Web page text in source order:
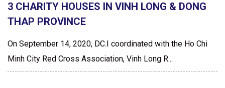
3 CHARITY HOUSES IN VINH LONG & DONG
THAP PROVINCE
On September 14, 2020, DC.I coordinated with the Ho Chi
Minh City Red Cross Association, Vinh Long R...